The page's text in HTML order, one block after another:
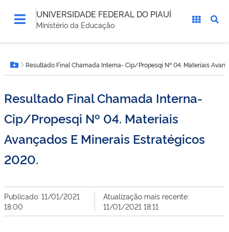
UNIVERSIDADE FEDERAL DO PIAUÍ
Ministério da Educação
está
aqui:Botão Menu
Resultado Final Chamada Interna- Cip/Propesqi Nº 04. Materiais
Resultado Final Chamada Interna-
Cip/Propesqi Nº 04. Materiais
Avançados E Minerais Estratégicos
2020.
Publicado: 11/01/2021
18:00
Atualização mais recente:
11/01/2021 18:11